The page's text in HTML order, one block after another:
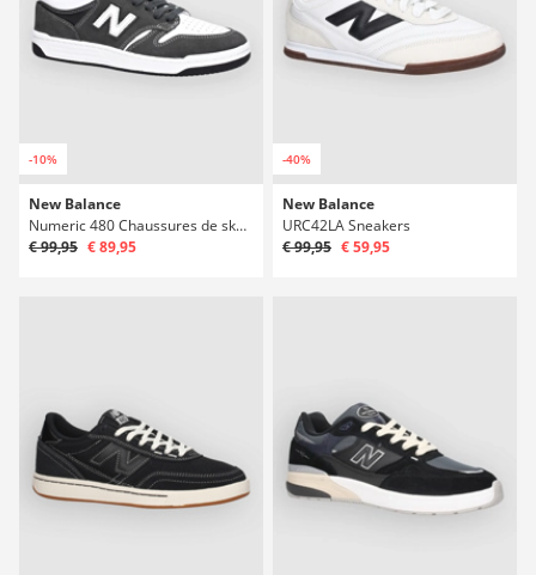
-10%
New Balance
Numeric 480 Chaussures de skate
€ 99,95 € 89,95
-40%
New Balance
URC42LA Sneakers
€ 99,95 € 59,95